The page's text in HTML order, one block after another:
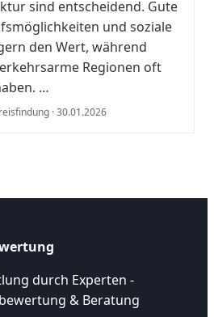
sind entscheidend. Gute
und soziale
den Wert, während
Regionen oft
…
· 30.01.2026
durch Experten -
& Beratung